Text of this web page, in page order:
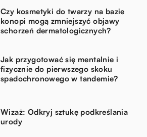
Czy kosmetyki do twarzy na bazie
konopi mogą zmniejszyć objawy
schorzeń dermatologicznych?
Jak przygotować się mentalnie i
fizycznie do pierwszego skoku
spadochronowego w tandemie?
Wizaż: Odkryj sztukę podkreślania
urody